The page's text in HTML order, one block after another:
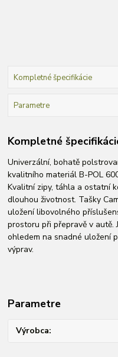
Kompletné špecifikácie
Parametre
Kompletné
Univerzální, bohatě
kvalitního materiál B-POL
Kvalitní zipy, táhla a ostatní
dlouhou životnost. Tašky
uložení libovolného
prostoru při přepravě v autě.
ohledem na snadné uložení
výprav.
Parametre
Výrobca